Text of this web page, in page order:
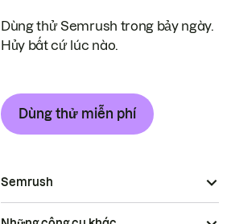
Dùng thử Semrush trong bảy ngày.
Hủy bất cứ lúc nào.
Dùng thử miễn phí
Semrush